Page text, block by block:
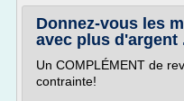
Donnez-vous les
avec plus d'argent
Un COMPLÉMENT de
contrainte!